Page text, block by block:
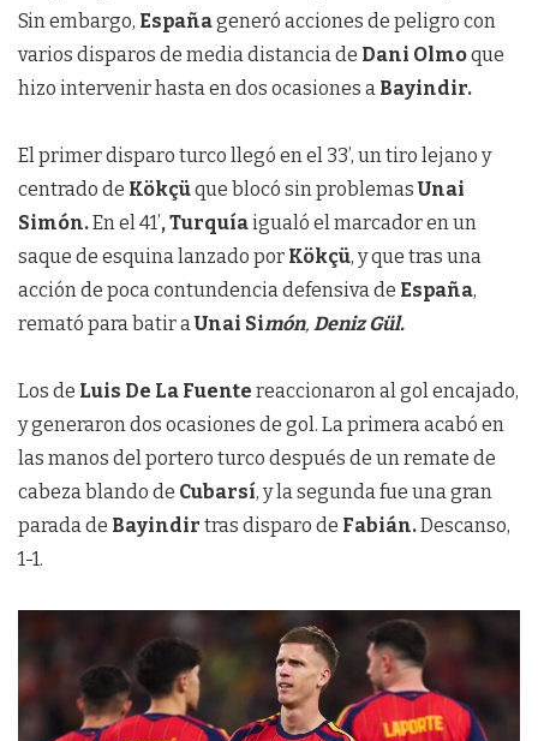
Sin embargo, Españageneró acciones de peligro con
varios disparos de media distancia de Dani Olmoque
hizo intervenir hasta en dos ocasiones a Bayindir.
El primer disparo turco llegó en el 33’, un tiro lejano y
centrado de Kökçüque blocó sin problemasUnai
Simón.En el 41’, Turquíaigualó el marcador en un
saque de esquina lanzado por Kökçü, y que tras una
acción de poca contundencia defensiva de España,
remató para batir aUnai Simón, Deniz Gül.
Los de Luis De La Fuente reaccionaron al gol encajado,
y generaron dos ocasiones de gol. La primera acabó en
las manos del portero turco después de un remate de
cabeza blando de Cubarsí, y la segunda fue una gran
parada de Bayindir tras disparo de Fabián.Descanso,
1-1.